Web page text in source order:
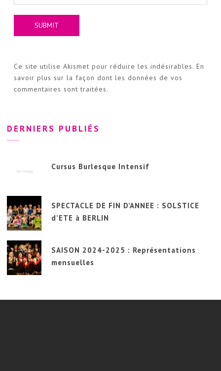
Ce site utilise Akismet pour réduire les indésirables. En
savoir plus sur la façon dont les données de vos
commentaires sont traitées.
DERNIERS PUBLIÉS
Cursus Burlesque Intensif
SPECTACLE DE FIN D’ANNEE : SOLSTICE
d’ETE à BERLIN
SAISON 2024-2025 : Représentations
mensuelles